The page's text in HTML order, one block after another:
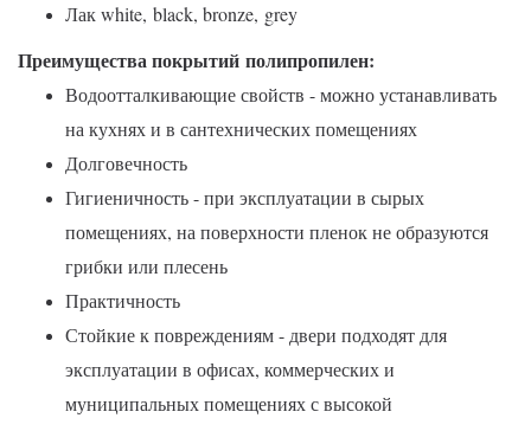
Лак white, black, bronze, grey
Преимущества покрытий полипропилен:
Водоотталкивающие свойств - можно устанавливать
на кухнях и в сантехнических помещениях
Долговечность
Гигиеничность - при эксплуатации в сырых
помещениях, на поверхности пленок не образуются
грибки или плесень
Практичность
Стойкие к повреждениям - двери подходят для
эксплуатации в офисах, коммерческих и
муниципальных помещениях с высокой